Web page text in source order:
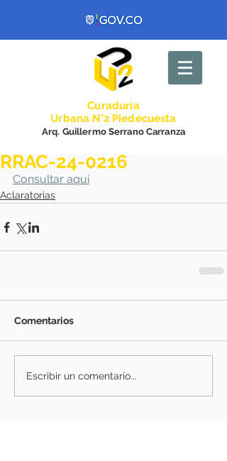
Curaduría
Urbana N°2 Piedecuesta
Arq. Guillermo Serrano Carranza
RRAC-24-0216
Consultar aquí
Aclaratorias
Comentarios
Escribir un comentario...